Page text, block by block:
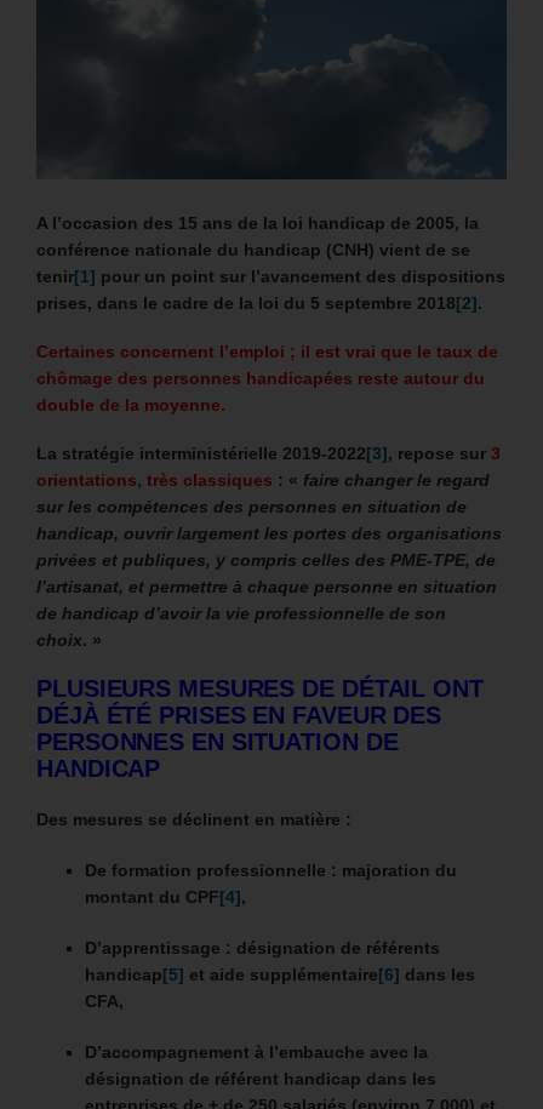
A l’occasion des 15 ans de la loi handicap de 2005, la
conférence nationale du handicap (CNH) vient de se
tenir[1] pour un point sur l’avancement des dispositions
prises, dans le cadre de la loi du 5 septembre 2018[2].
Certaines concernent l’emploi ; il est vrai que le taux de
chômage des personnes handicapées reste autour du
double de la moyenne.
La stratégie interministérielle 2019-2022[3], repose sur 3
orientations, très classiques : « faire changer le regard
sur les compétences des personnes en situation de
handicap, ouvrir largement les portes des organisations
privées et publiques, y compris celles des PME-TPE, de
l’artisanat, et permettre à chaque personne en situation
de handicap d’avoir la vie professionnelle de son
choix. »
PLUSIEURS MESURES DE DÉTAIL ONT
DÉJÀ ÉTÉ PRISES EN FAVEUR DES
PERSONNES EN SITUATION DE
HANDICAP
Des mesures se déclinent en matière :
De formation professionnelle : majoration du
montant du CPF[4],
D’apprentissage : désignation de référents
handicap[5] et aide supplémentaire[6] dans les
CFA,
D’accompagnement à l’embauche avec la
désignation de référent handicap dans les